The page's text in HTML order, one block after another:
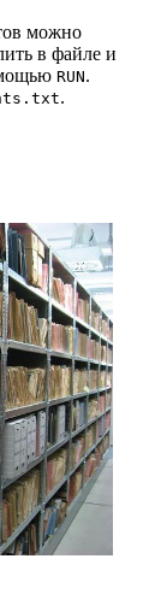
можно
в файле и
RUN.
.